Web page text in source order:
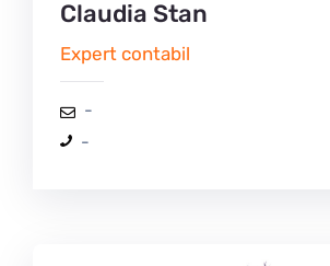
Claudia Stan
Expert contabil
-
-